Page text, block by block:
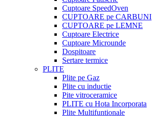
Cuptoare SpeedOven
CUPTOARE pe CARBUNI
CUPTOARE pe LEMNE
Cuptoare Electrice
Cuptoare Microunde
Dospitoare
Sertare termice
PLITE
Plite pe Gaz
Plite cu inductie
Pite vitroceramice
PLITE cu Hota Incorporata
Plite Multifuntionale